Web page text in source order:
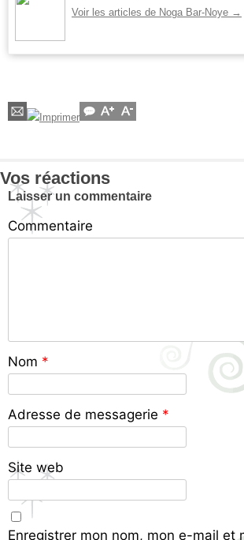
Voir les articles de Noga Bar-Noye →
Vos réactions
Laisser un commentaire
Commentaire
Nom *
Adresse de messagerie *
Site web
Enregistrer mon nom, mon e-mail et